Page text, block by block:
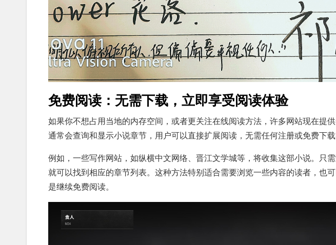
免费阅读：无需下载，立即享受阅读体验
如果你不想占用当地的内存空间，或者更关注在线阅读方法，许多网站现在提
通常会查询和显示小说章节，用户可以直接扩展阅读，无需任何注册或免费下载
例如，一些写作网站，如纵横中文网络、晋江文学城等，将收集这部小说。只
就可以找到相应的章节列表。这种方法特别适合需要浏览一些内容的读者，也
是继续免费阅读。